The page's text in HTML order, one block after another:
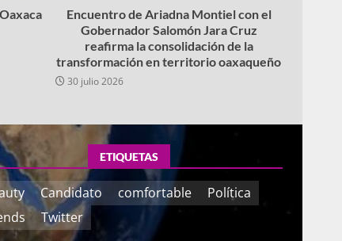
Encuentro de Ariadna Montiel con el
Gobernador Salomón Jara Cruz
reafirma la consolidación de la
transformación en territorio oaxaqueño
30 julio 2026
ETIQUETAS
Candidato comfortable
Política
Twitter